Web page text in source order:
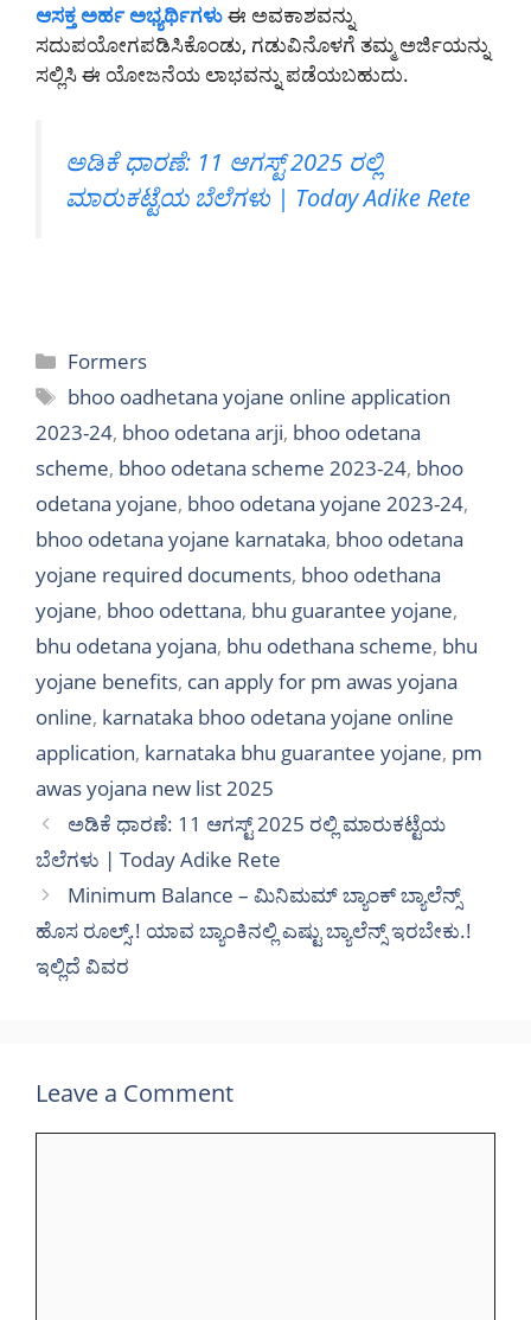
ಆಸಕ್ತ ಅರ್ಹ ಅಭ್ಯರ್ಥಿಗಳುಈ ಅವಕಾಶವನ್ನು
ಸದುಪಯೋಗಪಡಿಸಿಕೊಂಡು, ಗಡುವಿನೊಳಗೆ ತಮ್ಮ ಅರ್ಜಿಯನ್ನು
ಸಲ್ಲಿಸಿ ಈ ಯೋಜನೆಯ ಲಾಭವನ್ನು ಪಡೆಯಬಹುದು.
ಅಡಿಕೆ ಧಾರಣೆ: 11 ಆಗಸ್ಟ್ 2025 ರಲ್ಲಿ
ಮಾರುಕಟ್ಟೆಯ ಬೆಲೆಗಳು | Today Adike Rete
Categories
Formers
Tags
bhoo oadhetana yojane online application
2023-24, bhoo odetana arji, bhoo odetana
scheme, bhoo odetana scheme 2023-24, bhoo
odetana yojane, bhoo odetana yojane 2023-24,
bhoo odetana yojane karnataka, bhoo odetana
yojane required documents, bhoo odethana
yojane, bhoo odettana, bhu guarantee yojane,
bhu odetana yojana, bhu odethana scheme, bhu
yojane benefits, can apply for pm awas yojana
online, karnataka bhoo odetana yojane online
application, karnataka bhu guarantee yojane, pm
awas yojana new list 2025
ಅಡಿಕೆ ಧಾರಣೆ: 11 ಆಗಸ್ಟ್ 2025 ರಲ್ಲಿ ಮಾರುಕಟ್ಟೆಯ
ಬೆಲೆಗಳು | Today Adike Rete
Minimum Balance – ಮಿನಿಮಮ್ ಬ್ಯಾಂಕ್ ಬ್ಯಾಲೆನ್ಸ್
ಹೊಸ ರೂಲ್ಸ್.! ಯಾವ ಬ್ಯಾಂಕಿನಲ್ಲಿ ಎಷ್ಟು ಬ್ಯಾಲೆನ್ಸ್ ಇರಬೇಕು.!
ಇಲ್ಲಿದೆ ವಿವರ
Leave a Comment